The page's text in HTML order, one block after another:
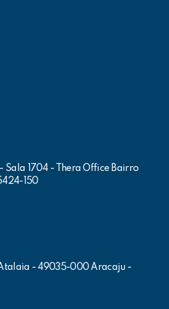
- Sala 1704 - Thera Office Bairro
150
- 49035-000 Aracaju -